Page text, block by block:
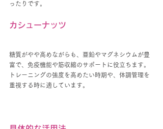
ったりです。
カシューナッツ
糖質がやや高めながらも、亜鉛やマグネシウムが豊
富で、免疫機能や筋収縮のサポートに役立ちます。
トレーニングの強度を高めたい時期や、体調管理を
重視する時に適しています。